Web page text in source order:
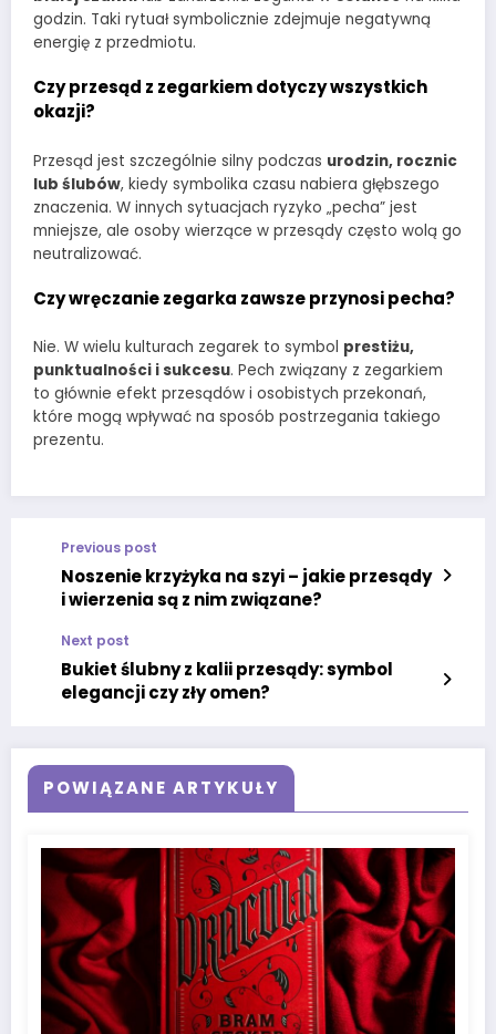
godzin. Taki rytuał symbolicznie zdejmuje negatywną
energię z przedmiotu.
Czy przesąd z zegarkiem dotyczy wszystkich
okazji?
Przesąd jest szczególnie silny podczas urodzin, rocznic
lub ślubów, kiedy symbolika czasu nabiera głębszego
znaczenia. W innych sytuacjach ryzyko „pecha” jest
mniejsze, ale osoby wierzące w przesądy często wolą go
neutralizować.
Czy wręczanie zegarka zawsze przynosi pecha?
Nie. W wielu kulturach zegarek to symbol prestiżu,
punktualności i sukcesu. Pech związany z zegarkiem
to głównie efekt przesądów i osobistych przekonań,
które mogą wpływać na sposób postrzegania takiego
prezentu.
Previous post
Noszenie krzyżyka na szyi – jakie przesądy
i wierzenia są z nim związane?
Next post
Bukiet ślubny z kalii przesądy: symbol
elegancji czy zły omen?
POWIĄZANE ARTYKUŁY